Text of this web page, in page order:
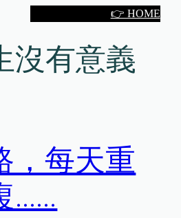
👉 HOME
沒有意義
，每天重
……